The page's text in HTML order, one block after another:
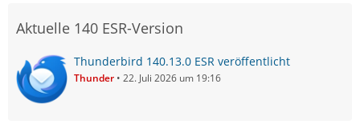
Aktuelle 140 ESR-Version
Thunderbird 140.13.0 ESR veröffentlicht
Thunder 22. Juli 2026 um 19:16